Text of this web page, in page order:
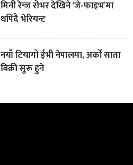
मिनी रेन्ज रोभर देखिने ‘जे-फाइभ’मा
थपिँदै भेरियन्ट
नयाँ टियागो ईभी नेपालमा, अर्को साता
बिक्री सुरू हुने